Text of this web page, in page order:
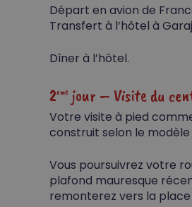
Départ en avion de
Transfert à l’hôtel à
Dîner à l’hôtel.
2eme jour – Visite du
Votre visite à pied
construit selon le modèle
Vous poursuivrez votre
plafond mauresque
remonterez vers la place